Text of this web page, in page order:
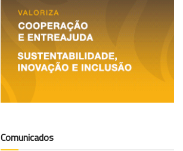
Comunicados